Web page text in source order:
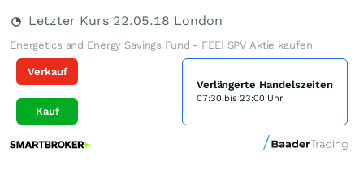
Letzter Kurs 22.05.18 London
Energetics and Energy Savings Fund - FEEI SPV Aktie kaufen
Verkauf
Kauf
Verlängerte Handelszeiten
07:30 bis 23:00 Uhr